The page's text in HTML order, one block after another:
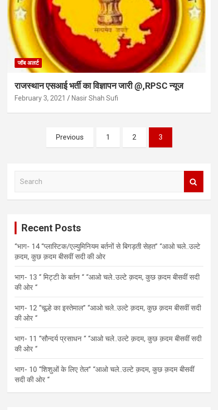
जॉब अलर्ट
राजस्थान एसआई भर्ती का विज्ञापन जारी @,RPSC न्यूज
February 3, 2021 Nasir Shah Sufi
navigation
Previous 1 2 3
Recent Posts
“भाग- 14 “प्लास्टिक/एल्युमिनियम बर्तनों से बिगड़ती सेहत” “आओ चले..उल्टे
क़दम, कुछ क़दम बीसवीं सदी की ओर
भाग- 13 “ मिट्टी के बर्तन “ “आओ चले..उल्टे क़दम, कुछ क़दम बीसवीं सदी
की ओर “
भाग- 12 “चूल्हे का इस्तेमाल” “आओ चले..उल्टे क़दम, कुछ क़दम बीसवीं सदी
की ओर “
भाग- 11 “सौन्दर्य प्रसाधन “ “आओ चले..उल्टे क़दम, कुछ क़दम बीसवीं सदी
की ओर “
भाग- 10 “शिशुओं के लिए तेल” “आओ चले..उल्टे क़दम, कुछ क़दम बीसवीं
सदी की ओर “